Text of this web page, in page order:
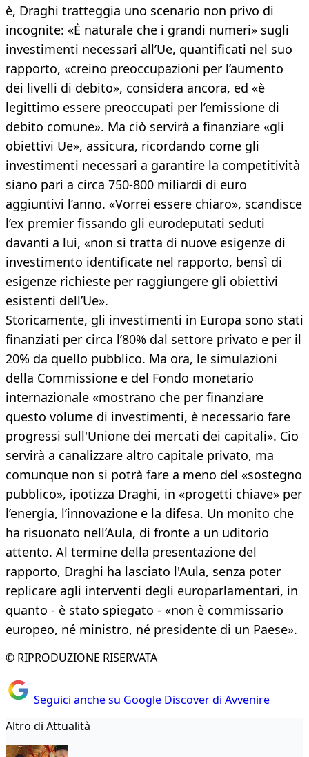
è, Draghi tratteggia uno scenario non privo di
incognite: «È naturale che i grandi numeri» sugli
investimenti necessari all’Ue, quantificati nel suo
rapporto, «creino preoccupazioni per l’aumento
dei livelli di debito», considera ancora, ed «è
legittimo essere preoccupati per l’emissione di
debito comune». Ma ciò servirà a finanziare «gli
obiettivi Ue», assicura, ricordando come gli
investimenti necessari a garantire la competitività
siano pari a circa 750-800 miliardi di euro
aggiuntivi l’anno. «Vorrei essere chiaro», scandisce
l’ex premier fissando gli eurodeputati seduti
davanti a lui, «non si tratta di nuove esigenze di
investimento identificate nel rapporto, bensì di
esigenze richieste per raggiungere gli obiettivi
esistenti dell’Ue».
Storicamente, gli investimenti in Europa sono stati
finanziati per circa l’80% dal settore privato e per il
20% da quello pubblico. Ma ora, le simulazioni
della Commissione e del Fondo monetario
internazionale «mostrano che per finanziare
questo volume di investimenti, è necessario fare
progressi sull'Unione dei mercati dei capitali». Cio
servirà a canalizzare altro capitale privato, ma
comunque non si potrà fare a meno del «sostegno
pubblico», ipotizza Draghi, in «progetti chiave» per
l’energia, l’innovazione e la difesa. Un monito che
ha risuonato nell’Aula, di fronte a un uditorio
attento. Al termine della presentazione del
rapporto, Draghi ha lasciato l'Aula, senza poter
replicare agli interventi degli europarlamentari, in
quanto - è stato spiegato - «non è commissario
europeo, né ministro, né presidente di un Paese».
© RIPRODUZIONE RISERVATA
Seguici anche su Google Discover di Avvenire
Altro di Attualità